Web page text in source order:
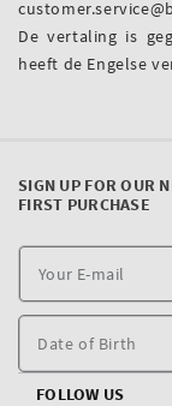
De vertaling is
heeft de Engelse
SIGN UP FOR OUR
FIRST PURCHASE
Date of Birth
FOLLOW US